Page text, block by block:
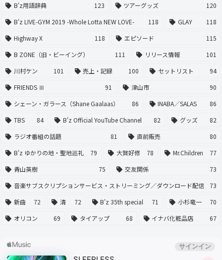
B'z用語辞典
123 ツアーグッズ
120
B'z LIVE-GYM 2019 -Whole Lotta NEW LOVE-
118 GLAY
118
Highway X
118 エピソード
115
B ZONE（旧・ビーイング）
111 リリース情報
101
川村ケン
101 売上・記録 100 セットリスト
94
FRIENDS Ⅲ
91 津山市
90
シェーン・ガラース（Shane Gaalaas）
86 INABA／SALAS
86
TBS
84 B'z Official YouTube Channel 82 グッズ
82
ラジオ番組の話題
81 直前販売
80
B'z ゆかりの地・聖地巡礼
79 大賀好修 78 Mr.Children
77
青山英樹
75 交友関係
73
音楽サブスクリプションサービス・ストリーミング／ダウンロード配信
73
新曲
72 清 72 B'z 35th special 71 小杉竜一
70
オリコン
69 タイアップ 68 イナバ化粧品店 67